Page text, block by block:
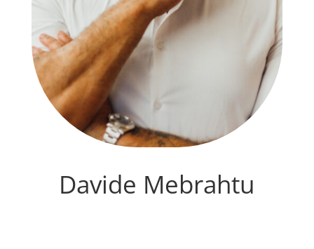
Davide Mebrahtu